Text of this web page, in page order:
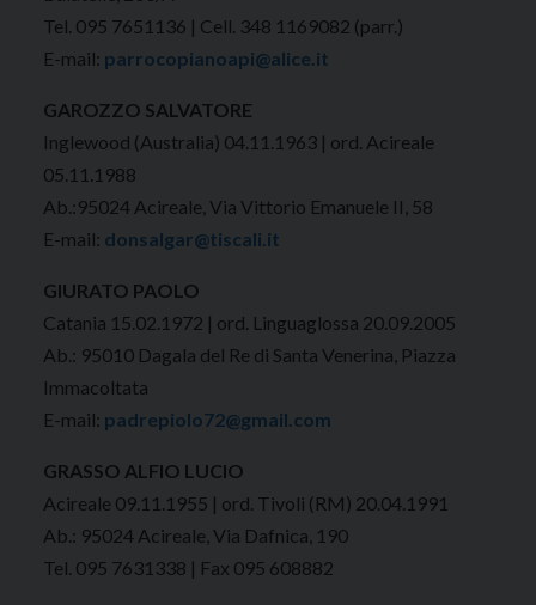
Tel. 095 7651136 | Cell. 348 1169082 (parr.)
E-mail: parrocopianoapi@alice.it
GAROZZO SALVATORE
Inglewood (Australia) 04.11.1963 | ord. Acireale
05.11.1988
Ab.:95024 Acireale, Via Vittorio Emanuele II, 58
E-mail: donsalgar@tiscali.it
GIURATO PAOLO
Catania 15.02.1972 | ord. Linguaglossa 20.09.2005
Ab.: 95010 Dagala del Re di Santa Venerina, Piazza
Immacoltata
E-mail: padrepiolo72@gmail.com
GRASSO ALFIO LUCIO
Acireale 09.11.1955 | ord. Tivoli (RM) 20.04.1991
Ab.: 95024 Acireale, Via Dafnica, 190
Tel. 095 7631338 | Fax 095 608882